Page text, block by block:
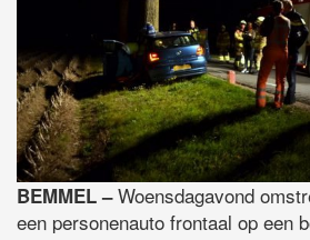
BEMMEL –Woensdagavond
een personenauto frontaal op een